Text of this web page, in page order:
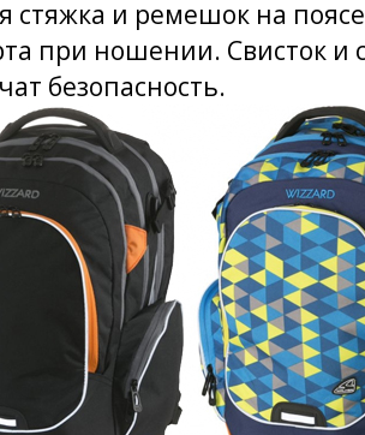
стяжка и ремешок на
при ношении. Свисток
безопасность.